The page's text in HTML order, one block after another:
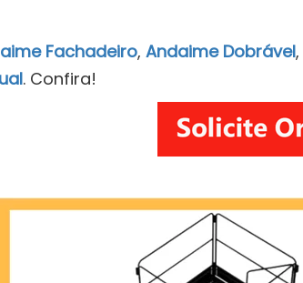
Fachadeiro, Andaime Dobrável,
. Confira!